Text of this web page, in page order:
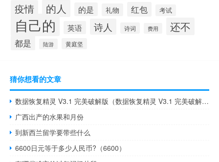
疫情 的人 的是 礼物 红包 考试
自己的 英语 诗人 诗词 费用 还不
都是 陆游 黄庭坚
猜你想看的文章
数据恢复精灵 V3.1 完美破解版（数据恢复精灵 V3.1 完美破解版功能简介）
广西出产的水果和月份
到新西兰留学要带些什么
6600日元等于多少人民币?（6600）